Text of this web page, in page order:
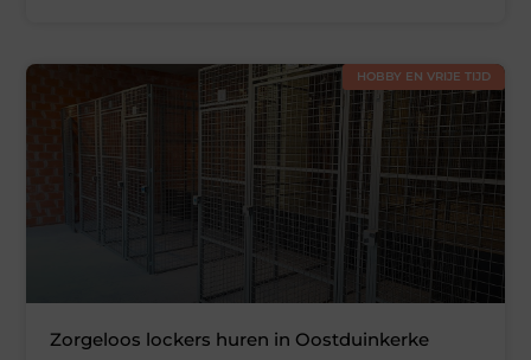
HOBBY EN VRIJE TIJD
Zorgeloos lockers huren in Oostduinkerke